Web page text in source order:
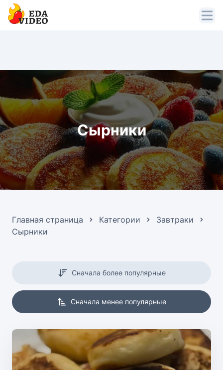
Сырники
Главная страница Категории
Завтраки
Сырники
Сначала более популярные
Сначала менее популярные